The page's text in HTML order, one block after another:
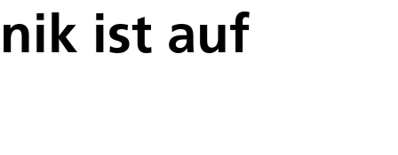
ist auf